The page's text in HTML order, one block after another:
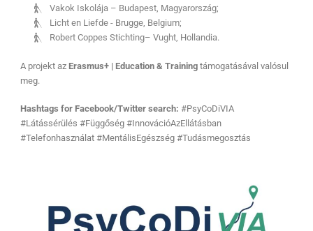
Vakok Iskolája – Budapest, Magyarország;
Licht en Liefde - Brugge, Belgium;
Robert Coppes Stichting– Vught, Hollandia.
A projekt az Erasmus+ | Education & Trainingtámogatásával valósul
meg.
Hashtags for Facebook/Twitter search: #PsyCoDiVIA
#Látássérülés #Függőség #InnovációAzEllátásban
#Telefonhasználat #MentálisEgészség #Tudásmegosztás